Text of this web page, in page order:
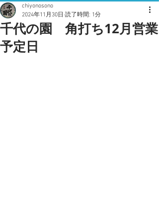
千代の園 角打ち12月営業
予定日
chiyonosono
2024年11月30日 読了時間: 1分